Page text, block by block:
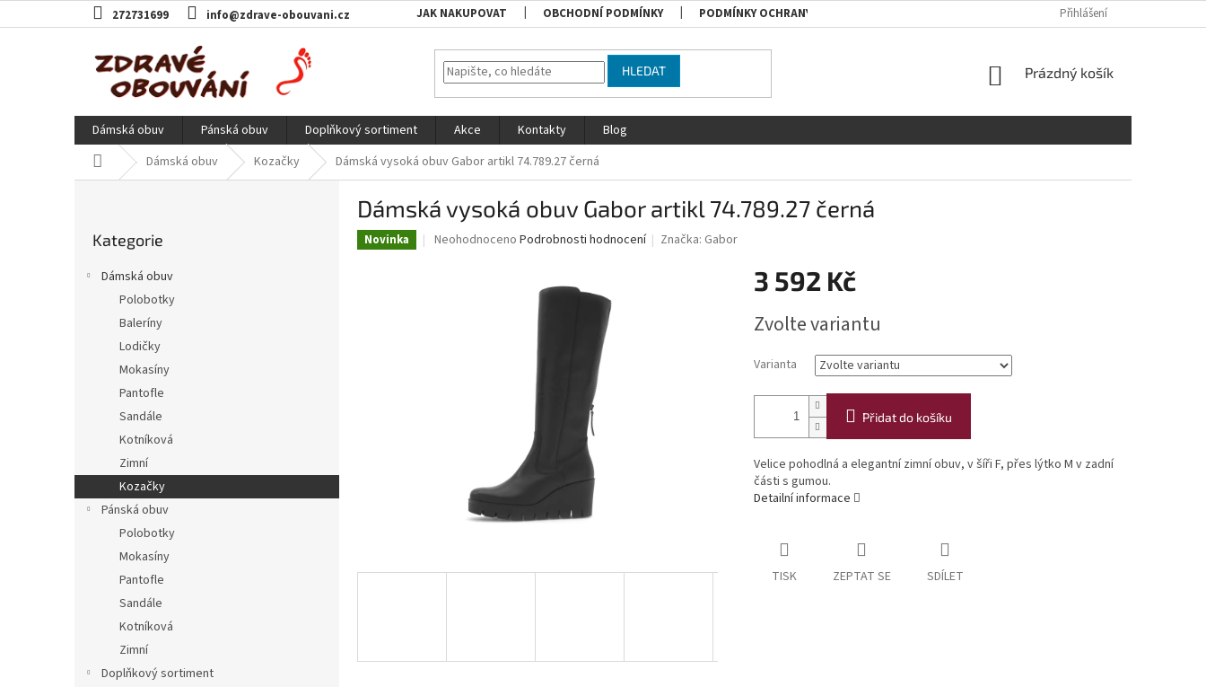
na
272731699 info@zdrave-obouvani.cz JAK NAKUPOVAT OBCHODNÍ PODMÍNKY PODMÍNKY OCHRANY OSOBNÍCH ÚDAJŮ RADY A DOPORUČENÍ TABULKA
Přihlášení
HLEDAT
NÁKUPNÍ
Prázdný košík
Dámská obuv Pánská obuv Doplňkový sortiment Akce Kontakty
Blog
Domů Dámská obuv Kozačky Dámská vysoká obuv Gabor artikl 74.789.27 černá
kategorie
Kategorie
Dámská obuv
Polobotky
Baleríny
Lodičky
Mokasíny
Pantofle
Sandále
Kotníková
Zimní
Kozačky
Pánská obuv
Polobotky
Mokasíny
Pantofle
Sandále
Kotníková
Zimní
Doplňkový sortiment
Dámská vysoká obuv Gabor artikl 74.789.27 černá
Novinka
Průměrné
Neohodnoceno Podrobnosti hodnocení Značka: Gabor
3 592 Kč
cena:
Zvolte variantu
Varianta
Přidat do košíku
Velice pohodlná a elegantní zimní obuv, v šíři F, přes lýtko M v zadní
části s gumou.
Detailní informace
TISK ZEPTAT SE SDÍLET